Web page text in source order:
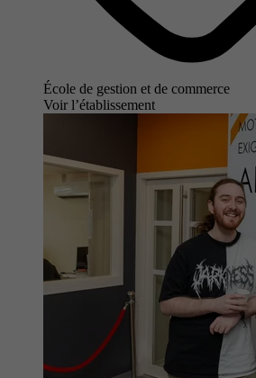
École de gestion et de commerce
Voir l’établissement